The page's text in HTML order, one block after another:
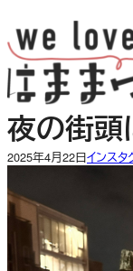
容
を
ス
キ
ッ
プ
夜の街頭
2025年4月22日インスタ